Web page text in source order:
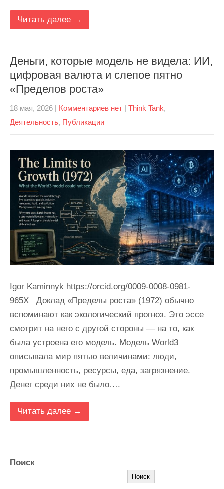
Читать далее →
Деньги, которые модель не видела: ИИ,
цифровая валюта и слепое пятно
«Пределов роста»
18 мая, 2026 | Комментариев нет | Think Tank,
Деятельность, Публикации
Igor Kaminnyk https://orcid.org/0009-0008-0981-
965X Доклад «Пределы роста» (1972) обычно
вспоминают как экологический прогноз. Это эссе
смотрит на него с другой стороны — на то, как
была устроена его модель. Модель World3
описывала мир пятью величинами: люди,
промышленность, ресурсы, еда, загрязнение.
Денег среди них не было….
Читать далее →
Поиск
Поиск